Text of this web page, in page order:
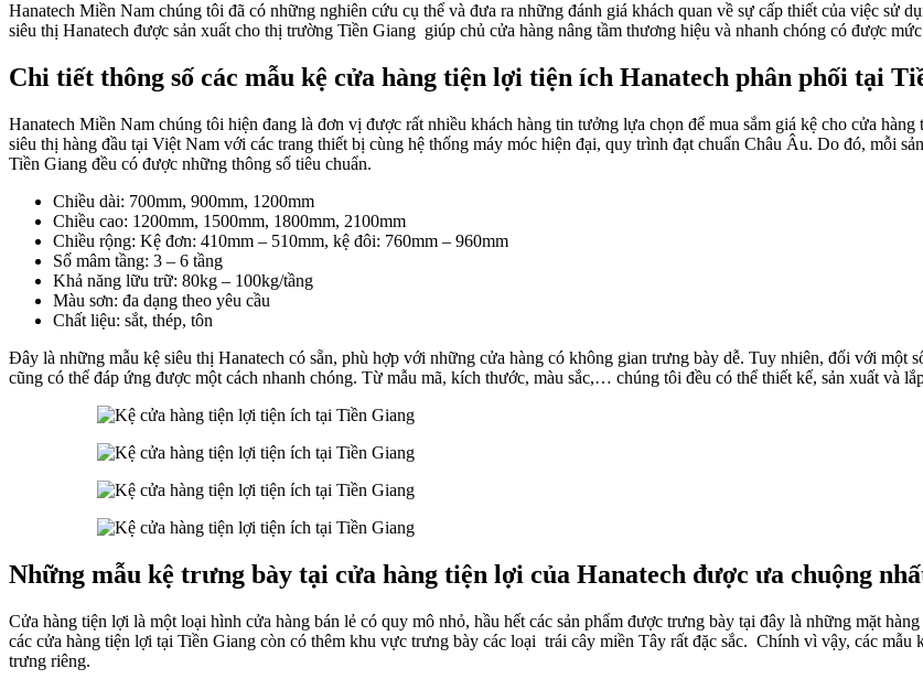
Hanatech Miền Nam chúng tôi đã có những nghiên cứu cụ thể và đưa ra những đánh giá khách quan về sự cấp thiết của việc sử
siêu thị Hanatech được sản xuất cho thị trường Tiền Giang giúp chủ cửa hàng nâng tầm thương hiệu và nhanh chóng có được
Chi tiết thông số các mẫu kệ cửa hàng tiện lợi tiện ích Hanatech phân phối tại
Hanatech Miền Nam chúng tôi hiện đang là đơn vị được rất nhiều khách hàng tin tưởng lựa chọn để mua sắm giá kệ cho cửa
siêu thị hàng đầu tại Việt Nam với các trang thiết bị cùng hệ thống máy móc hiện đại, quy trình đạt chuẩn Châu Âu. Do đó, mỗi
Tiền Giang đều có được những thông số tiêu chuẩn.
Chiều dài: 700mm, 900mm, 1200mm
Chiều cao: 1200mm, 1500mm, 1800mm, 2100mm
Chiều rộng: Kệ đơn: 410mm – 510mm, kệ đôi: 760mm – 960mm
Số mâm tầng: 3 – 6 tầng
Khả năng lữu trữ: 80kg – 100kg/tầng
Màu sơn: đa dạng theo yêu cầu
Chất liệu: sắt, thép, tôn
Đây là những mẫu kệ siêu thị Hanatech có sẵn, phù hợp với những cửa hàng có không gian trưng bày dễ. Tuy nhiên, đối với một
cũng có thể đáp ứng được một cách nhanh chóng. Từ mẫu mã, kích thước, màu sắc,… chúng tôi đều có thể thiết kế, sản xuất và
Những mẫu kệ trưng bày tại cửa hàng tiện lợi của Hanatech được ưa chuộng
Cửa hàng tiện lợi là một loại hình cửa hàng bán lẻ có quy mô nhỏ, hầu hết các sản phẩm được trưng bày tại đây là những mặt
các cửa hàng tiện lợi tại Tiền Giang còn có thêm khu vực trưng bày các loại trái cây miền Tây rất đặc sắc. Chính vì vậy, các
trưng riêng.